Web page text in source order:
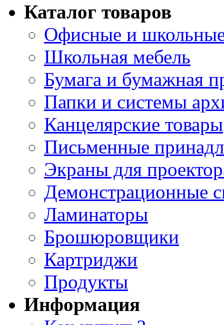
Каталог товаров
Офисные и
Школьная мебель
Бумага и бумажная
Папки и системы
Канцелярские товары
Письменные
Экраны для
Демонстрационные
Ламинаторы
Брошюровщики
Картриджи
Продукты
Информация